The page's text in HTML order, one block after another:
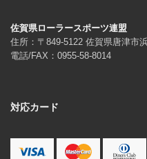
佐賀県ローラースポーツ連盟
住所：〒849-5122 佐賀県唐津市
電話/FAX：0955-58-8014
対応カード